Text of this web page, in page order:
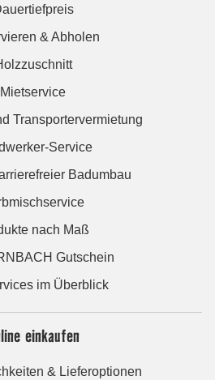
& Abholen
Mietservice
Transportervermietung
Service
Badumbau
nach Maß
Gutschein
im Überblick
einkaufen
& Lieferoptionen